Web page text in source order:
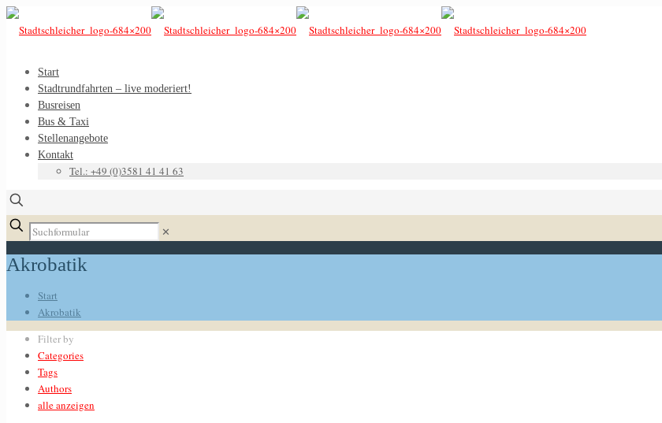
Start
Stadtrundfahrten – live moderiert!
Busreisen
Bus & Taxi
Stellenangebote
Kontakt
Tel.: +49 (0)3581 41 41 63
✕
Akrobatik
Start
Akrobatik
Filter by
Categories
Tags
Authors
alle anzeigen